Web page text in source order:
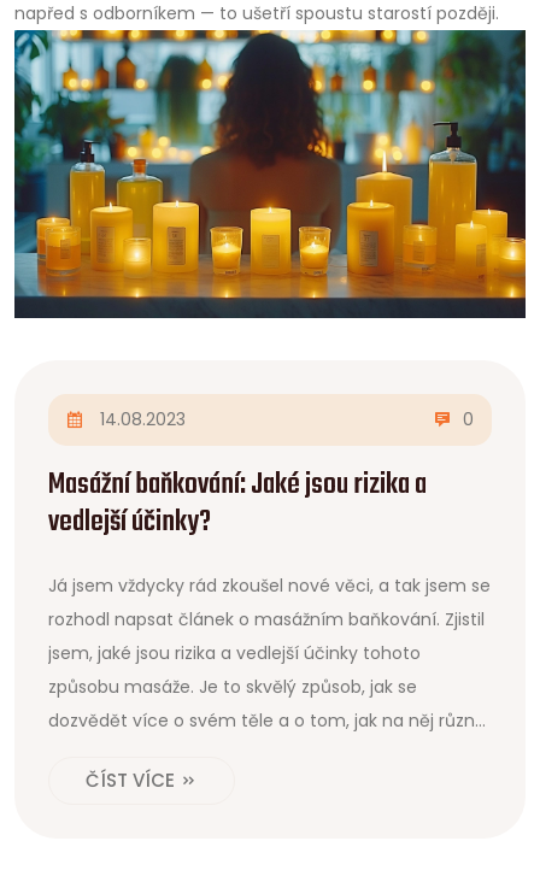
napřed s odborníkem — to ušetří spoustu starostí později.
14.08.2023 0
Masážní baňkování: Jaké jsou rizika a
vedlejší účinky?
Já jsem vždycky rád zkoušel nové věci, a tak jsem se
rozhodl napsat článek o masážním baňkování. Zjistil
jsem, jaké jsou rizika a vedlejší účinky tohoto
způsobu masáže. Je to skvělý způsob, jak se
dozvědět více o svém těle a o tom, jak na něj různé
baňkování pro vás to pravé!
ČÍST VÍCE